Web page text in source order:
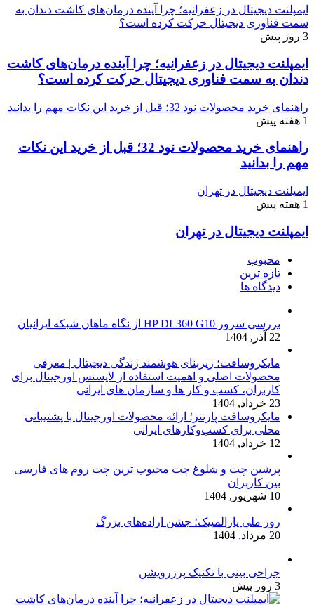
ایمپلنت دیجیتال در زعفرانیه؛ چرا آینده درمان‌های کاشت دندان به
سمت فناوری دیجیتال حرکت کرده است؟
3 روز پیش
ایمپلنت دیجیتال در زعفرانیه؛ چرا آینده درمان‌های کاشت
دندان به سمت فناوری دیجیتال حرکت کرده است؟
راهنمای خرید محصولات نود 32؛ قبل از خرید این نکات مهم را بدانید
1 هفته پیش
راهنمای خرید محصولات نود 32؛ قبل از خرید این نکات
مهم را بدانید
ایمپلنت دیجیتال در تهران
1 هفته پیش
ایمپلنت دیجیتال در تهران
محبوب
تازه ترین
دیدگاه ها
بررسی سرور HP DL360 G10 از نگاه ماهان شبکه ایرانیان
22 آذر, 1404
مایکروسافت؛ زیربنای هوشمند زندگی دیجیتال | معرفی
محصولات اصلی و اهمیت استفاده از لایسنس اورجینال برای
کاربران، کسب و کار ها و سازمان های ایرانی
23 خرداد, 1404
مایکروسافت پارتنر؛ ارائه محصولات اورجینال با پشتیبانی
محلی برای کسب‌وکارهای ایرانی
12 خرداد, 1404
پرشین چت و شلوغ چت محبوب ترین چت روم های فارسی
بین کاربران
10 شهریور, 1404
روز ملی پارالمپیک؛ جشن اراده‌های بزرگ
20 مرداد, 1404
جراحی بینی با تکنیک پرزرویشن
3 روز پیش